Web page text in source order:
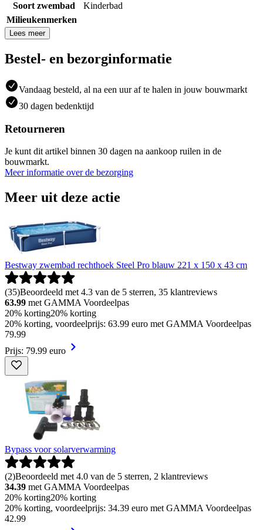
Soort zwembad
Kinderbad
Milieukenmerken
Lees meer
Bestel- en bezorginformatie
Vandaag besteld, al na een uur af te halen in jouw bouwmarkt
30 dagen bedenktijd
Retourneren
Je kunt dit artikel binnen 30 dagen na aankoop ruilen in de
bouwmarkt.
Meer informatie over de bezorging
Meer uit deze actie
Bestway zwembad rechthoek Steel Pro blauw 221 x 150 x 43 cm
(35)Beoordeeld met 4.3 van de 5 sterren, 35 klantreviews
63.99 met GAMMA Voordeelpas
20% korting20% korting
20% korting, voordeelprijs: 63.99 euro met GAMMA Voordeelpas
79.99
Prijs: 79.99 euro
Bypass voor solarverwarming
(2)Beoordeeld met 4.0 van de 5 sterren, 2 klantreviews
34.39 met GAMMA Voordeelpas
20% korting20% korting
20% korting, voordeelprijs: 34.39 euro met GAMMA Voordeelpas
42.99